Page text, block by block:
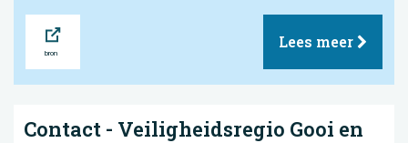
Lees meer
Contact - Veiligheidsregio Gooi en